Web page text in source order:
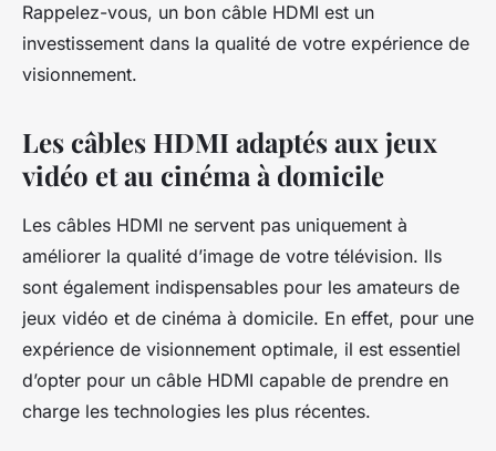
Rappelez-vous, un bon câble HDMI est un
investissement dans la qualité de votre expérience de
visionnement.
Les câbles HDMI adaptés aux jeux
vidéo et au cinéma à domicile
Les câbles HDMI ne servent pas uniquement à
améliorer la qualité d’image de votre télévision. Ils
sont également indispensables pour les amateurs de
jeux vidéo et de cinéma à domicile. En effet, pour une
expérience de visionnement optimale, il est essentiel
d’opter pour un câble HDMI capable de prendre en
charge les technologies les plus récentes.